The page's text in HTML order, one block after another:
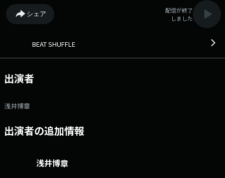
Check→https://www.nack5.co.jp/information/223/ ≪ 11月21日の
メニュー ≫ ■11年ぶりに再集結！ 来年5月4日にはZepp Diver City
でワンマンライブを控えている 【D’ESPAIRSRAY（全員）】がスタジオ
トにおこたえします。 最近行ったライブの感想も大歓迎です！
質問 MUCC（逹瑯×YUKKE）への質問 リクエスト・ライブレ
ポ 浅井博章＆番組へ
シェア
配信が終了
しました
BEAT SHUFFLE
出演者
浅井博章
出演者の追加情報
浅井博章